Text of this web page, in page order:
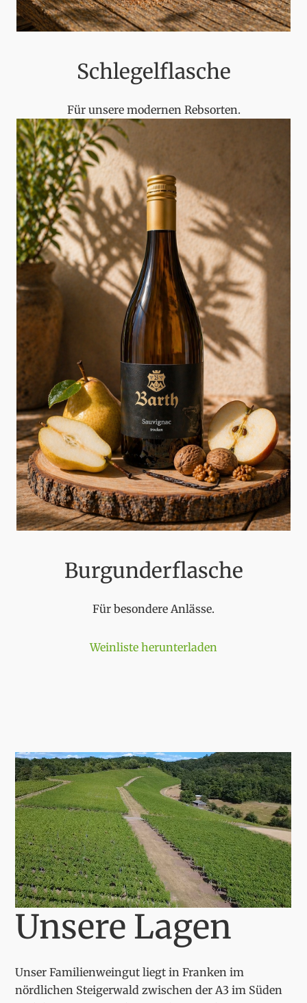
Schlegelflasche
Für unsere modernen Rebsorten.
Burgunderflasche
Für besondere Anlässe.
Weinliste herunterladen
Unsere Lagen
Unser Familienweingut liegt in Franken im
nördlichen Steigerwald zwischen der A3 im Süden